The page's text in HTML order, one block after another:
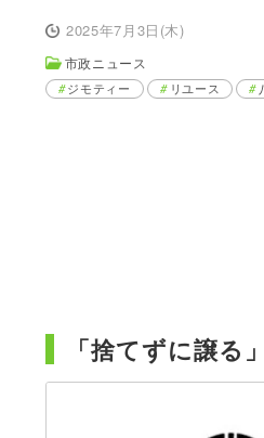
2025年7月3日(木)
市政ニュース
ジモティー リユース
「捨てずに譲